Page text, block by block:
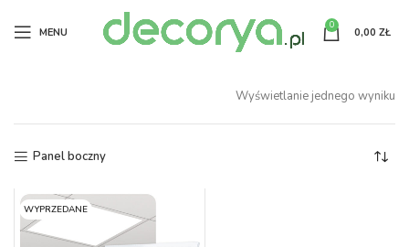
MENU
0
0,00 ZŁ
Wyświetlanie jednego wyniku
Panel boczny
WYPRZEDANE